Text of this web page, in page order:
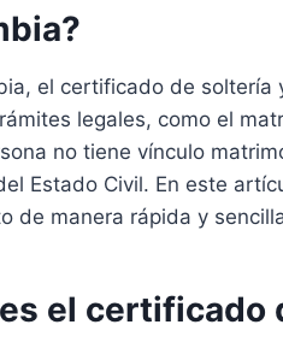
el certificado de
legales, como el
no tiene vínculo
Estado Civil. En este
de manera rápida y
el certificado